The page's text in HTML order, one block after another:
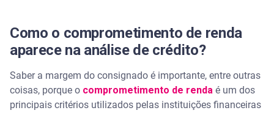
Como o comprometimento de renda
aparece na análise de crédito?
Saber a margem do consignado é importante, entre outras
coisas, porque o comprometimento de renda é um dos
principais critérios utilizados pelas instituições financeiras